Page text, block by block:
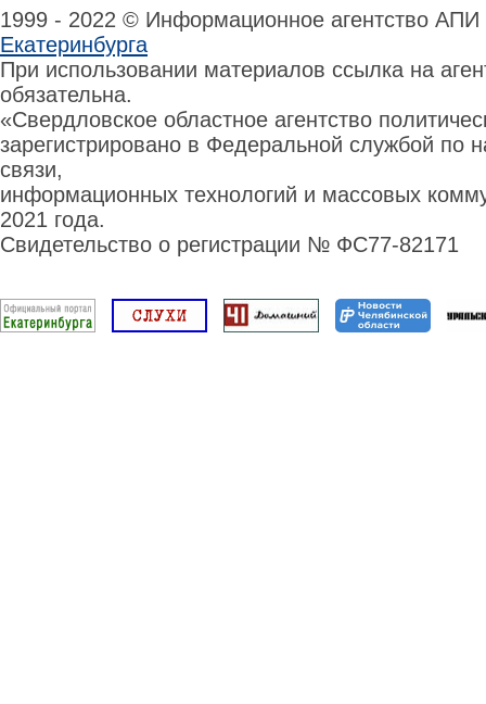
1999 - 2022 © Информационное агентство
Екатеринбурга
При использовании материалов ссылка на
обязательна.
«Свердловское областное агентство
зарегистрировано в Федеральной службой по
связи,
информационных технологий и массовых
2021 года.
Свидетельство о регистрации № ФС77-82171